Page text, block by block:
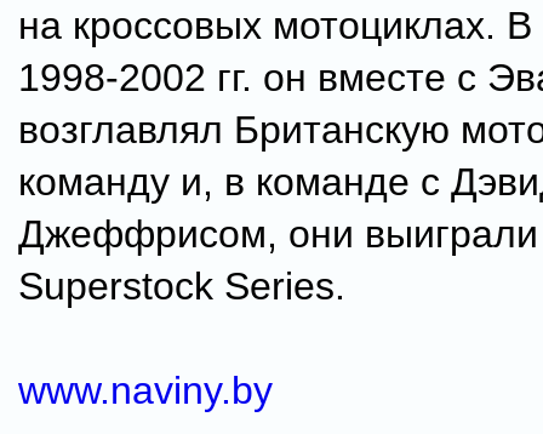
на кроссовых мотоциклах.
1998-2002 гг. он вместе с
возглавлял Британскую
команду и, в команде с
Джеффрисом, они выиграли
Superstock Series.
www.naviny.by